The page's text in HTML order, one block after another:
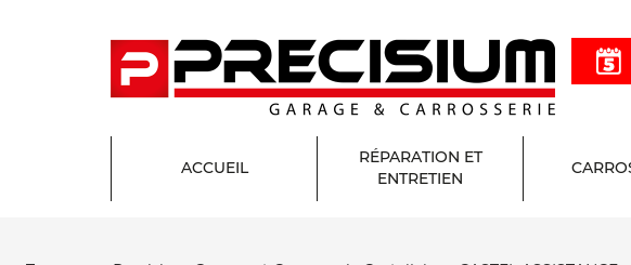
ACCUEIL
RÉPARATION ET
ENTRETIEN